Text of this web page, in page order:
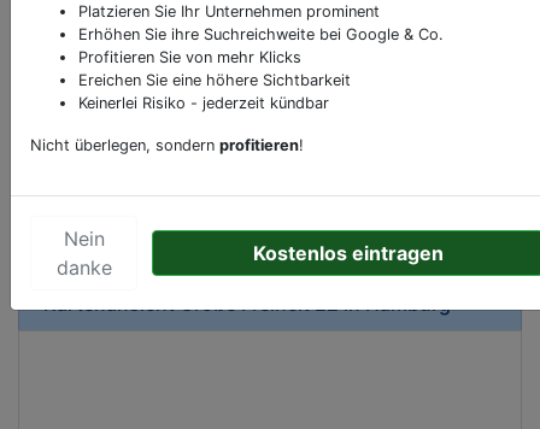
Sie möchten eine Beschreibung, Dienstleistung
oder andere relevante Informationen hinzufügen?
Klicken Sie bittehierum uns zu kontaktieren.
Gerne erweitern wir Ihren Firmeneintrag um
Ihr Unternehmen anbietet und womit Sie sich von
KartenansichtGroße Freiheit 22inHamburg
Platzieren Sie Ihr Unternehmen prominent
Erhöhen Sie ihre Suchreichweite bei Google & Co.
Profitieren Sie von mehr Klicks
Ereichen Sie eine höhere Sichtbarkeit
Keinerlei Risiko - jederzeit kündbar
Nicht überlegen, sondern profitieren!
Nein
danke
Kostenlos eintragen